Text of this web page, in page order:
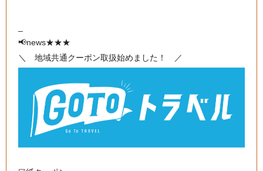
📢news★★★
＼ 地域共通クーポン取扱始めました！ ／